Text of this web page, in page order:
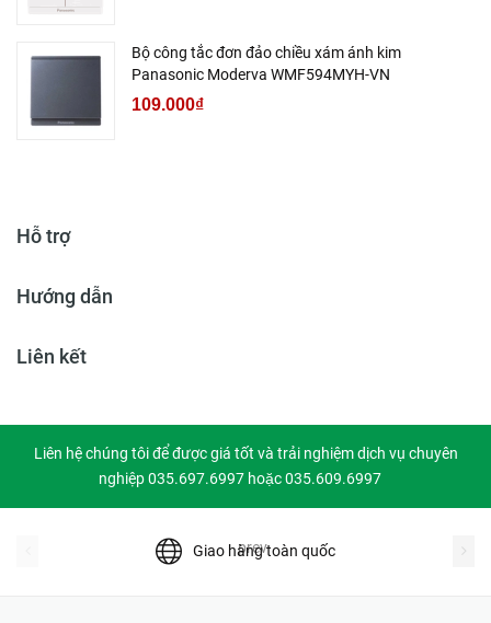
Bộ công tắc đơn đảo chiều xám ánh kim
Panasonic Moderva WMF594MYH-VN
109.000₫
Hỗ trợ
Hướng dẫn
Liên kết
Liên hệ chúng tôi để được giá tốt và trải nghiệm dịch vụ chuyên
nghiệp 035.697.6997 hoặc 035.609.6997
Giao hàng toàn quốc
prev